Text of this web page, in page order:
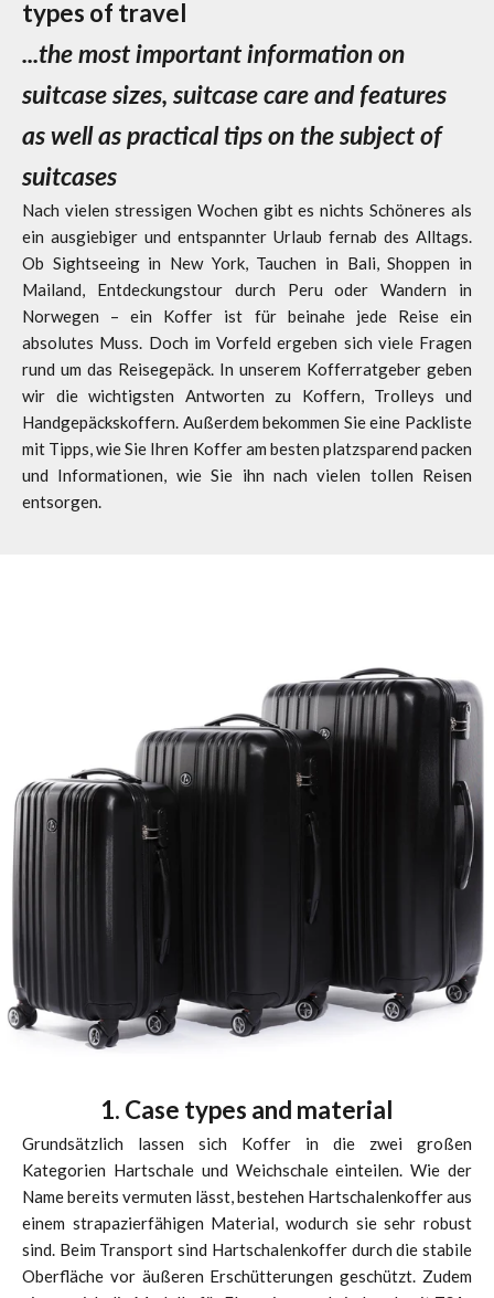
types of travel
...the most important information on
suitcase sizes, suitcase care and features
as well as practical tips on the subject of
suitcases
Nach vielen stressigen Wochen gibt es nichts Schöneres als
ein ausgiebiger und entspannter Urlaub fernab des Alltags.
Ob Sightseeing in New York, Tauchen in Bali, Shoppen in
Mailand, Entdeckungstour durch Peru oder Wandern in
Norwegen – ein Koffer ist für beinahe jede Reise ein
absolutes Muss. Doch im Vorfeld ergeben sich viele Fragen
rund um das Reisegepäck. In unserem Kofferratgeber geben
wir die wichtigsten Antworten zu Koffern, Trolleys und
Handgepäckskoffern. Außerdem bekommen Sie eine Packliste
mit Tipps, wie Sie Ihren Koffer am besten platzsparend packen
und Informationen, wie Sie ihn nach vielen tollen Reisen
entsorgen.
1. Case types and material
Grundsätzlich lassen sich Koffer in die zwei großen
Kategorien Hartschale und Weichschale einteilen. Wie der
Name bereits vermuten lässt, bestehen Hartschalenkoffer aus
einem strapazierfähigen Material, wodurch sie sehr robust
sind. Beim Transport sind Hartschalenkoffer durch die stabile
Oberfläche vor äußeren Erschütterungen geschützt. Zudem